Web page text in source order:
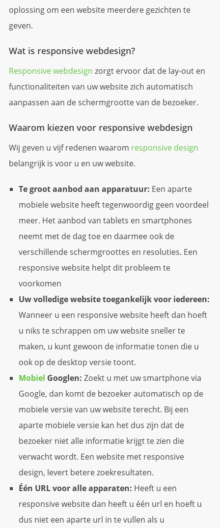
oplossing om een website meerdere gezichten te
geven.
Wat is responsive webdesign?
Responsive webdesign zorgt ervoor dat de lay-out en
functionaliteiten van uw website zich automatisch
aanpassen aan de schermgrootte van de bezoeker.
Waarom kiezen voor responsive webdesign
Wij geven u vijf redenen waarom responsive design
belangrijk is voor u en uw website.
Te groot aanbod aan apparatuur: Een aparte
mobiele website heeft tegenwoordig geen voordeel
meer. Het aanbod van tablets en smartphones
neemt met de dag toe en daarmee ook de
verschillende schermgroottes en resoluties. Een
responsive website helpt dit probleem te
voorkomen
Uw volledige website toegankelijk voor iedereen:
Wanneer u een responsive website heeft dan hoeft
u niks te schrappen om uw website sneller te
maken, u kunt gewoon de informatie tonen die u
ook op de desktop versie toont.
Mobiel Googlen: Zoekt u met uw smartphone via
Google, dan komt de bezoeker automatisch op de
mobiele versie van uw website terecht. Bij een
aparte mobiele versie kan het dus zijn dat de
bezoeker niet alle informatie krijgt te zien die
verwacht wordt. Een website met responsive
design, levert betere zoekresultaten.
Één URL voor alle apparaten: Heeft u een
responsive website dan heeft u één url en hoeft u
dus niet een aparte url in te vullen als u